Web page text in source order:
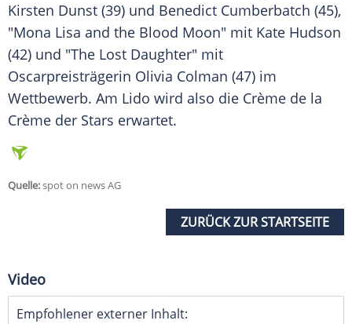
Kirsten Dunst (39) und Benedict Cumberbatch (45),
"Mona Lisa and the Blood Moon" mit Kate Hudson
(42) und "The Lost Daughter" mit
Oscarpreisträgerin Olivia Colman (47) im
Wettbewerb. Am Lido wird also die Crème de la
Crème der Stars erwartet.
Quelle:spot on news AG
ZURÜCK ZUR STARTSEITE
Video
Empfohlener externer Inhalt: